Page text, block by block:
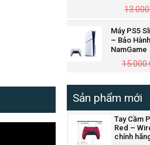
Máy PS5
– Bảo
NamGame
Sản phẩm mới
Tay Cầm
Red –
chính